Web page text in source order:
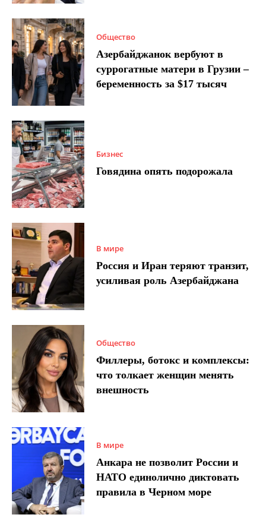
Общество
Азербайджанок вербуют в
суррогатные матери в Грузии –
беременность за $17 тысяч
Бизнес
Говядина опять подорожала
В мире
Россия и Иран теряют транзит,
усиливая роль Азербайджана
Общество
Филлеры, ботокс и комплексы:
что толкает женщин менять
внешность
В мире
Анкара не позволит России и
НАТО единолично диктовать
правила в Черном море